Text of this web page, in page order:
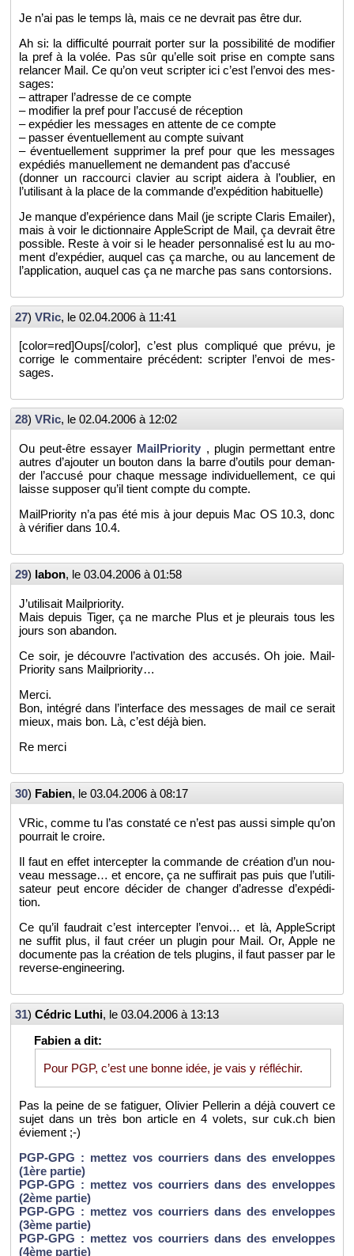
Je n’ai pas le temps là, mais ce ne de­vrait pas être dur.
Ah si: la dif­fi­culté pour­rait por­ter sur la pos­si­bi­lité de mo­di­fier
la pref à la volée. Pas sûr qu’elle soit prise en compte sans
re­lan­cer Mail. Ce qu’on veut scrip­ter ici c’est l’en­voi des mes­
sages:
– at­tra­per l’adresse de ce compte
– mo­di­fier la pref pour l’ac­cusé de ré­cep­tion
– ex­pé­dier les mes­sages en at­tente de ce compte
– pas­ser éven­tuel­le­ment au compte sui­vant
– éven­tuel­le­ment sup­pri­mer la pref pour que les mes­sages
ex­pé­diés ma­nuel­le­ment ne de­mandent pas d’ac­cusé
(don­ner un rac­courci cla­vier au script ai­dera à l’ou­blier, en
l’uti­li­sant à la place de la com­mande d’ex­pé­di­tion ha­bi­tuelle)
Je manque d’ex­pé­rience dans Mail (je scripte Cla­ris Emai­ler),
mais à voir le dic­tion­naire Ap­pleS­cript de Mail, ça de­vrait être
pos­sible. Reste à voir si le hea­der per­son­na­lisé est lu au mo­
ment d’ex­pé­dier, au­quel cas ça marche, ou au lan­ce­ment de
l’ap­pli­ca­tion, au­quel cas ça ne marche pas sans contor­sions.
27) VRic, le 02.04.2006 à 11:41
[color=red]Oups[/color], c’est plus com­pli­qué que prévu, je
cor­rige le com­men­taire pré­cé­dent: scrip­ter l’en­voi de mes­
sages.
28) VRic, le 02.04.2006 à 12:02
Ou peut-être es­sayer Mail­Prio­rity , plu­gin per­met­tant entre
autres d’ajou­ter un bou­ton dans la barre d’ou­tils pour de­man­
der l’ac­cusé pour chaque mes­sage in­di­vi­duel­le­ment, ce qui
laisse sup­po­ser qu’il tient compte du compte.
Mail­Prio­rity n’a pas été mis à jour de­puis Mac OS 10.3, donc
à vé­ri­fier dans 10.4.
29) labon, le 03.04.2006 à 01:58
J’uti­li­sait Mail­prio­rity.
Mais de­puis Tiger, ça ne marche Plus et je pleu­rais tous les
jours son aban­don.
Ce soir, je dé­couvre l’ac­ti­va­tion des ac­cu­sés. Oh joie. Mail­
Prio­rity sans Mail­prio­rity…
Merci.
Bon, in­té­gré dans l’in­ter­face des mes­sages de mail ce se­rait
mieux, mais bon. Là, c’est déjà bien.
Re merci
30) Fa­bien, le 03.04.2006 à 08:17
VRic, comme tu l’as constaté ce n’est pas aussi simple qu’on
pour­rait le croire.
Il faut en effet in­ter­cep­ter la com­mande de créa­tion d’un nou­
veau mes­sage… et en­core, ça ne suf­fi­rait pas puis que l’uti­li­
sa­teur peut en­core dé­ci­der de chan­ger d’adresse d’ex­pé­di­
tion.
Ce qu’il fau­drait c’est in­ter­cep­ter l’en­voi… et là, Ap­pleS­cript
ne suf­fit plus, il faut créer un plu­gin pour Mail. Or, Apple ne
do­cu­mente pas la créa­tion de tels plu­gins, il faut pas­ser par le
re­verse-en­gi­nee­ring.
31) Cé­dric Luthi, le 03.04.2006 à 13:13
Pour PGP, c’est une bonne idée, je vais y ré­flé­chir.
Pas la peine de se fa­ti­guer, Oli­vier Pel­le­rin a déjà cou­vert ce
sujet dans un très bon ar­ticle en 4 vo­lets, sur cuk.​ch bien
évie­ment ;-)
PGP-GPG : met­tez vos cour­riers dans des en­ve­loppes
(1ère par­tie)
PGP-GPG : met­tez vos cour­riers dans des en­ve­loppes
(2ème par­tie)
PGP-GPG : met­tez vos cour­riers dans des en­ve­loppes
(3ème par­tie)
PGP-GPG : met­tez vos cour­riers dans des en­ve­loppes
(4ème par­tie)